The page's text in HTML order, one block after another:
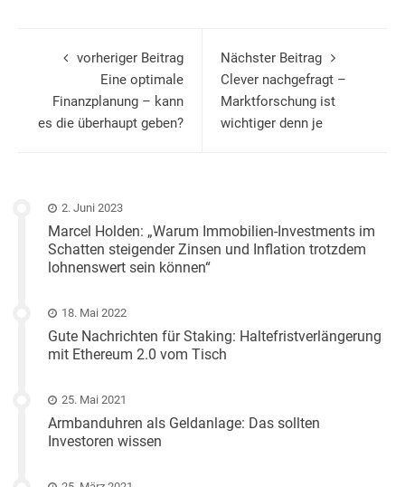
vorheriger Beitrag
Eine optimale
Finanzplanung – kann
es die überhaupt geben?
Nächster Beitrag
Clever nachgefragt –
Marktforschung ist
wichtiger denn je
2. Juni 2023
Marcel Holden: „Warum Immobilien-Investments im
Schatten steigender Zinsen und Inflation trotzdem
lohnenswert sein können“
18. Mai 2022
Gute Nachrichten für Staking: Haltefristverlängerung
mit Ethereum 2.0 vom Tisch
25. Mai 2021
Armbanduhren als Geldanlage: Das sollten
Investoren wissen